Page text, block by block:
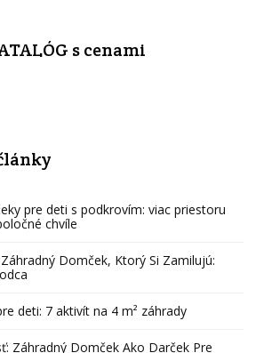
s cenami
pre deti s podkrovím: viac priestoru
chvíle
Domček, Ktorý Si Zamilujú:
deti: 7 aktivít na 4 m² záhrady
Záhradný Domček Ako Darček Pre